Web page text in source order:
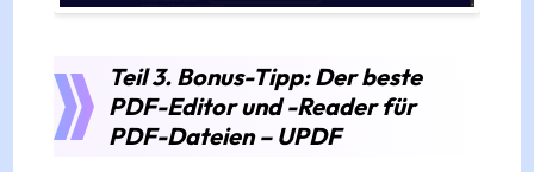
Teil 3. Bonus-Tipp: Der beste
PDF-Editor und -Reader für
PDF-Dateien – UPDF